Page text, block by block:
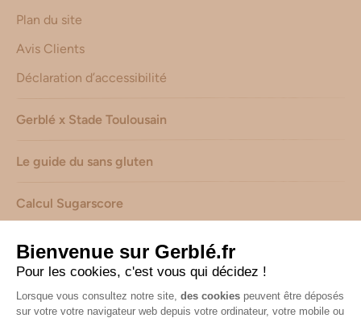
Plan du site
Avis Clients
Déclaration d’accessibilité
Gerblé x Stade Toulousain
Le guide du sans gluten
Calcul Sugarscore
Suivez-nous sur les réseaux !